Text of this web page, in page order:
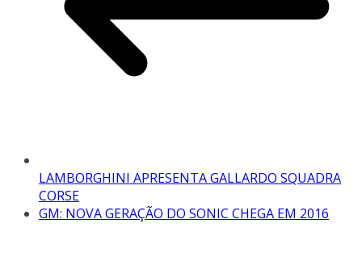
LAMBORGHINI APRESENTA GALLARDO SQUADRA
CORSE
GM: NOVA GERAÇÃO DO SONIC CHEGA EM 2016